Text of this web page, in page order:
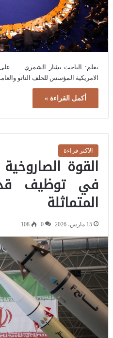
بقلم: الباحث بشار الشمري على
الامريكية المؤسس للحلف الناتو
أكمل القراءة »
الاكثر قراءة
القوة الصاروخية
في توظيف
المتماثلة
15 مارس، 2026 0
108